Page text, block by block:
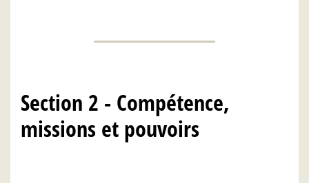
Section 2 - Compétence,
missions et pouvoirs